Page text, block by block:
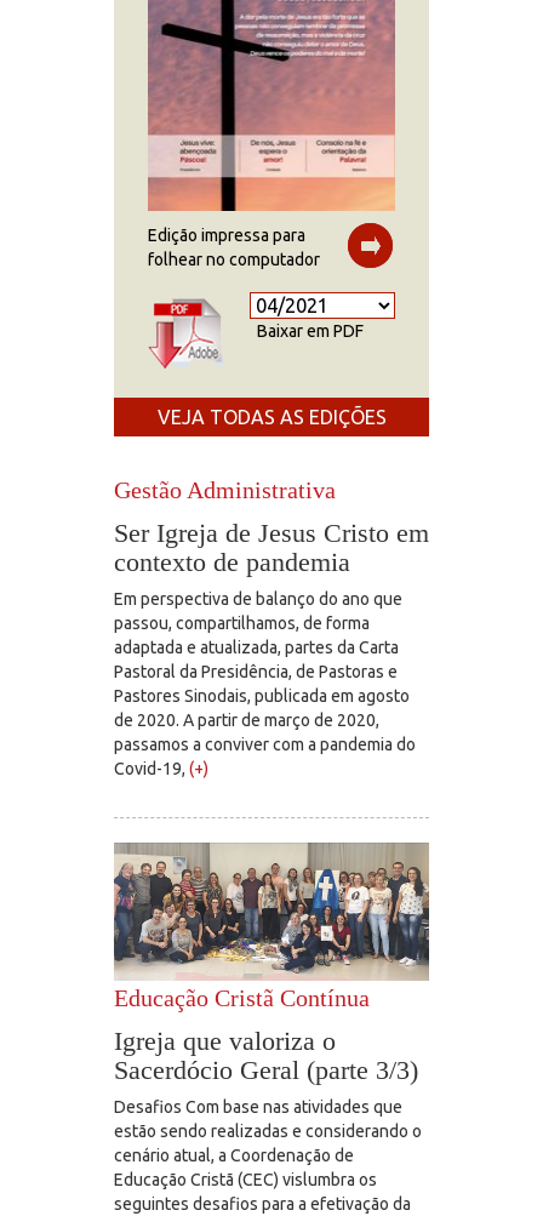
Edição impressa para
folhear no computador
Baixar em PDF
VEJA TODAS AS EDIÇÕES
Gestão Administrativa
Ser Igreja de Jesus Cristo em
contexto de pandemia
Em perspectiva de balanço do ano que
passou, compartilhamos, de forma
adaptada e atualizada, partes da Carta
Pastoral da Presidência, de Pastoras e
Pastores Sinodais, publicada em agosto
de 2020. A partir de março de 2020,
passamos a conviver com a pandemia do
Covid-19, (+)
Educação Cristã Contínua
Igreja que valoriza o
Sacerdócio Geral (parte 3/3)
Desafios Com base nas atividades que
estão sendo realizadas e considerando o
cenário atual, a Coordenação de
Educação Cristã (CEC) vislumbra os
seguintes desafios para a efetivação da